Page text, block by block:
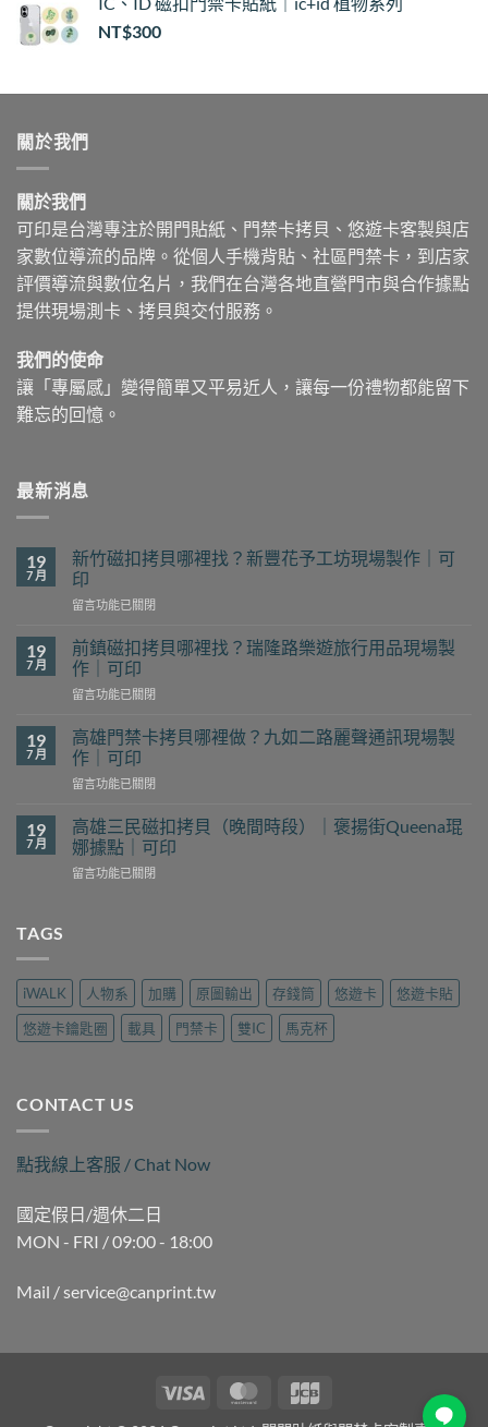
NT$300
關於我們
關於我們
可印是台灣專注於開門貼紙、門禁卡拷貝、悠遊卡客製與店
家數位導流的品牌。從個人手機背貼、社區門禁卡，到店家
評價導流與數位名片，我們在台灣各地直營門市與合作據點
提供現場測卡、拷貝與交付服務。
我們的使命
讓「專屬感」變得簡單又平易近人，讓每一份禮物都能留下
難忘的回憶。
最新消息
19
7 月
新竹磁扣拷貝哪裡找？新豐花予工坊現場製作｜可
印
在
竹
磁
扣
拷
哪
裡
找？
新
花
予
坊
印〉
中
留言功能已關閉
19
7 月
前鎮磁扣拷貝哪裡找？瑞隆路樂遊旅行用品現場製
作｜可印
在
鎮
磁
扣
拷
哪
裡
找？
瑞
用
品
現
作
印〉
中
留言功能已關閉
19
7 月
高雄門禁卡拷貝哪裡做？九如二路麗聲通訊現場製
作｜可印
在
雄
門
禁
卡
九
如
二
路
通
訊
場
製
｜
可
印〉
留言功能已關閉
19
7 月
高雄三民磁扣拷貝（晚間時段）｜褒揚街Queena琨
娜據點｜可印
在
扣
貝
（晚
｜
街
琨
娜
據
可
留言功能已關閉
TAGS
iWALK 人物系 加購 原圖輸出 存錢筒 悠遊卡
悠遊卡貼
悠遊卡鑰匙圈
載具 門禁卡 雙IC 馬克杯
CONTACT US
點我線上客服 / Chat Now
國定假日/週休二日
MON - FRI / 09:00 - 18:00
Mail / service@canprint.tw
Visa MasterCard